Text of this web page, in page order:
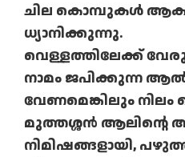
ചില കൊമ്പുകൾ
ധ്യാനിക്കുന്നു.
വെള്ളത്തിലേക്ക്
നാമം ജപിക്കുന്ന
വേണമെങ്കിലും
മുത്തശ്ശൻ ആലിന്റെ
നിമിഷങ്ങളായി,